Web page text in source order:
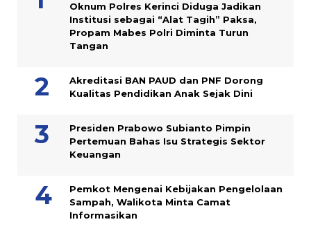
Oknum Polres Kerinci Diduga Jadikan
Institusi sebagai “Alat Tagih” Paksa,
Propam Mabes Polri Diminta Turun
Tangan
Akreditasi BAN PAUD dan PNF Dorong
Kualitas Pendidikan Anak Sejak Dini
Presiden Prabowo Subianto Pimpin
Pertemuan Bahas Isu Strategis Sektor
Keuangan
Pemkot Mengenai Kebijakan Pengelolaan
Sampah, Walikota Minta Camat
Informasikan